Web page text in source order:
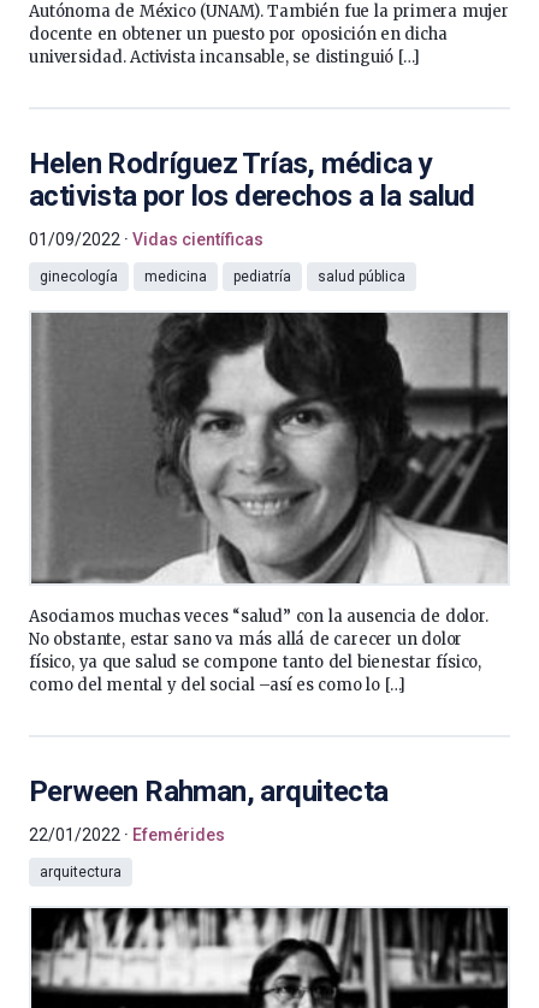
Autónoma de México (UNAM). También fue la primera mujer
docente en obtener un puesto por oposición en dicha
universidad. Activista incansable, se distinguió […]
Helen Rodríguez Trías, médica y
activista por los derechos a la salud
01/09/2022 Vidas científicas
ginecología medicina pediatría salud pública
Asociamos muchas veces “salud” con la ausencia de dolor.
No obstante, estar sano va más allá de carecer un dolor
físico, ya que salud se compone tanto del bienestar físico,
como del mental y del social –así es como lo […]
Perween Rahman, arquitecta
22/01/2022 Efemérides
arquitectura